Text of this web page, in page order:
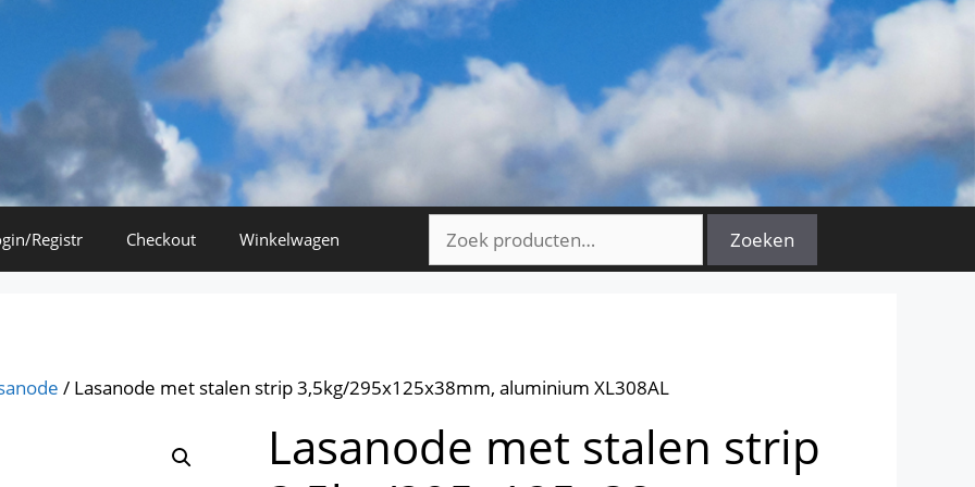
naar:
Zoeken
Registr Checkout Winkelwagen
/ Lasanode met stalen strip 3,5kg/295x125x38mm, aluminium XL308AL
Lasanode met stalen strip